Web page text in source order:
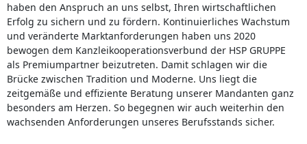
haben den Anspruch an uns selbst, Ihren wirtschaftlichen
Erfolg zu sichern und zu fördern. Kontinuierliches Wachstum
und veränderte Marktanforderungen haben uns 2020
bewogen dem Kanzleikooperationsverbund der HSP GRUPPE
als Premiumpartner beizutreten. Damit schlagen wir die
Brücke zwischen Tradition und Moderne. Uns liegt die
zeitgemäße und effiziente Beratung unserer Mandanten ganz
besonders am Herzen. So begegnen wir auch weiterhin den
wachsenden Anforderungen unseres Berufsstands sicher.